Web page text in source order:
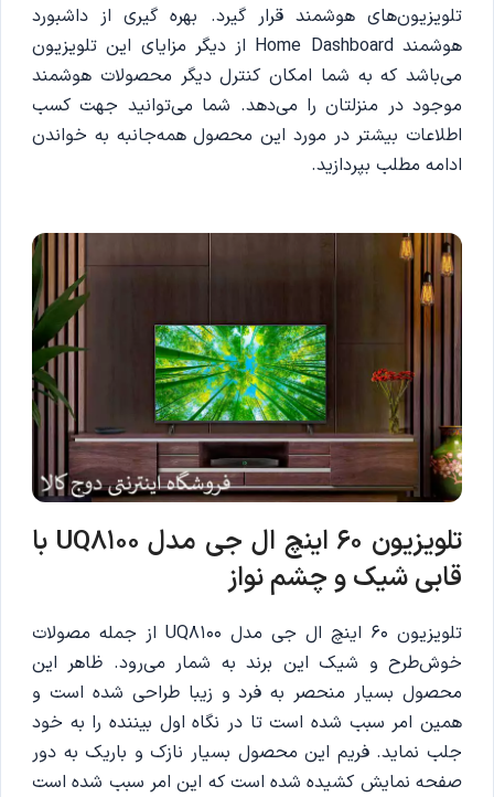
تلویزیون‌های هوشمند قرار گیرد. بهره گیری از داشبورد
هوشمند Home Dashboard از دیگر مزایای این تلویزیون
می‌باشد که به شما امکان کنترل دیگر محصولات هوشمند
موجود در منزلتان را می‌دهد. شما می‌توانید جهت کسب
اطلاعات بیشتر در مورد این محصول همه‌جانبه به خواندن
ادامه مطلب بپردازید.
تلویزیون 60 اینچ ال جی مدل UQ8100 با
قابی شیک و چشم نواز
تلویزیون 60 اینچ ال جی مدل UQ8100 از جمله مصولات
خوش‌طرح و شیک این برند به شمار می‌رود. ظاهر این
محصول بسیار منحصر به فرد و زیبا طراحی شده است و
همین امر سبب شده است تا در نگاه اول بیننده را به خود
جلب نماید. فریم این محصول بسیار نازک و باریک به دور
صفحه نمایش کشیده شده است که این امر سبب شده است